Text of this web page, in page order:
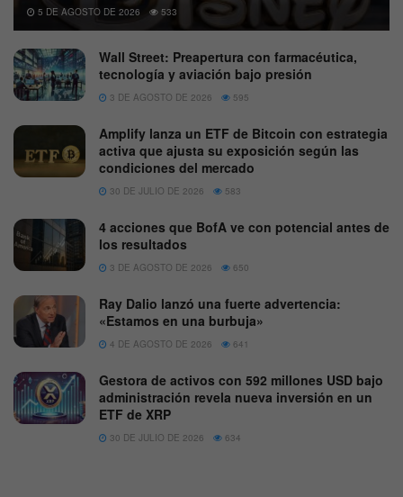
5 DE AGOSTO DE 2026 533
Wall Street: Preapertura con farmacéutica,
tecnología y aviación bajo presión
3 DE AGOSTO DE 2026 595
Amplify lanza un ETF de Bitcoin con estrategia
activa que ajusta su exposición según las
condiciones del mercado
30 DE JULIO DE 2026 583
4 acciones que BofA ve con potencial antes de
los resultados
3 DE AGOSTO DE 2026 650
Ray Dalio lanzó una fuerte advertencia:
«Estamos en una burbuja»
4 DE AGOSTO DE 2026 641
Gestora de activos con 592 millones USD bajo
administración revela nueva inversión en un
ETF de XRP
30 DE JULIO DE 2026 634